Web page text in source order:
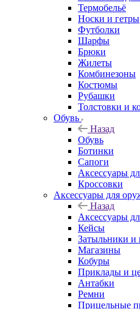
Термобельё
Носки и гетры
Футболки
Шарфы
Брюки
Жилеты
Комбинезоны
Костюмы
Рубашки
Толстовки и
Обувь
Назад
Обувь
Ботинки
Сапоги
Аксессуары
Кроссовки
Аксессуары для
Назад
Аксессуары
Кейсы
Затыльники и
Магазины
Кобуры
Приклады и
Антабки
Ремни
Прицельные